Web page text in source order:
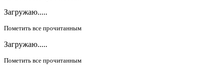
Загружаю.....
Пометить все прочитанным
Загружаю.....
Пометить все прочитанным